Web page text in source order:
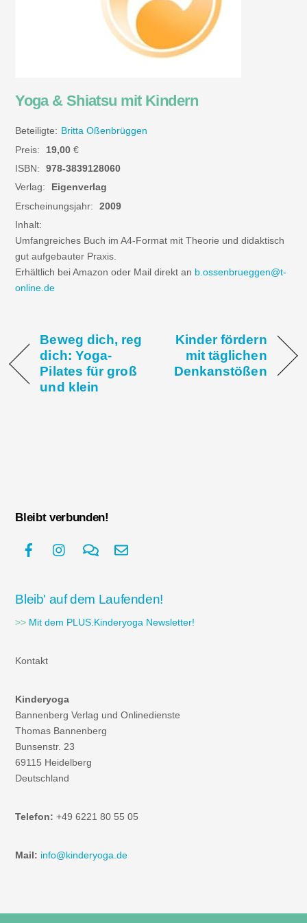
Yoga & Shiatsu mit Kindern
Beteiligte: Britta Oßenbrüggen
Preis:
19,00 €
ISBN:
978-3839128060
Verlag:
Eigenverlag
Erscheinungsjahr:
2009
Inhalt:
Umfangreiches Buch im A4-Format mit Theorie und didaktisch
gut aufgebauter Praxis.
Erhältlich bei Amazon oder Mail direkt an b.ossenbrueggen@t-
online.de
Beweg dich, reg
dich: Yoga-
Pilates für groß
und klein
Kinder fördern
mit täglichen
Denkanstößen
Bleibt verbunden!
Bleib' auf dem Laufenden!
>> Mit dem PLUS.Kinderyoga Newsletter!
Kontakt
Kinderyoga
Bannenberg Verlag und Onlinedienste
Thomas Bannenberg
Bunsenstr. 23
69115 Heidelberg
Deutschland
Telefon: +49 6221 80 55 05
Mail: info@kinderyoga.de